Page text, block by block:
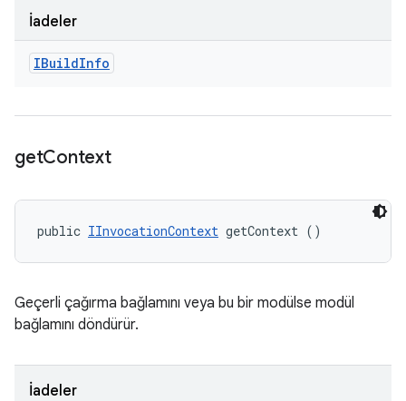
İadeler
IBuildInfo
getContext
public IInvocationContext getContext ()
Geçerli çağırma bağlamını veya bu bir modülse modül
bağlamını döndürür.
İadeler